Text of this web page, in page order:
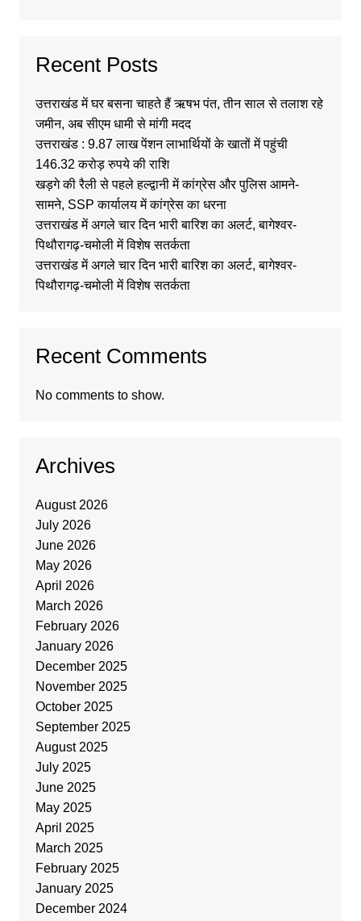
Recent Posts
उत्तराखंड में घर बसना चाहते हैं ऋषभ पंत, तीन साल से तलाश रहे
जमीन, अब सीएम धामी से मांगी मदद
उत्तराखंड : 9.87 लाख पेंशन लाभार्थियों के खातों में पहुंची
146.32 करोड़ रुपये की राशि
खड़गे की रैली से पहले हल्द्वानी में कांग्रेस और पुलिस आमने-
सामने, SSP कार्यालय में कांग्रेस का धरना
उत्तराखंड में अगले चार दिन भारी बारिश का अलर्ट, बागेश्वर-
पिथौरागढ़-चमोली में विशेष सतर्कता
उत्तराखंड में अगले चार दिन भारी बारिश का अलर्ट, बागेश्वर-
पिथौरागढ़-चमोली में विशेष सतर्कता
Recent Comments
No comments to show.
Archives
August 2026
July 2026
June 2026
May 2026
April 2026
March 2026
February 2026
January 2026
December 2025
November 2025
October 2025
September 2025
August 2025
July 2025
June 2025
May 2025
April 2025
March 2025
February 2025
January 2025
December 2024